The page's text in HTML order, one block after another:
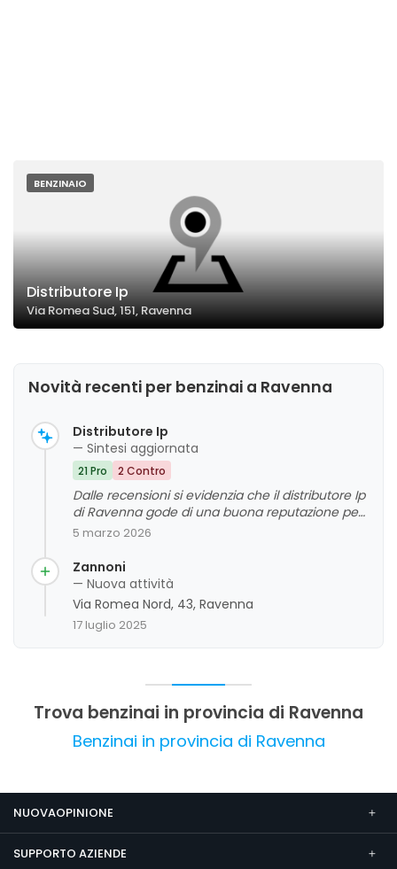
BENZINAIO
Distributore Ip
Via Romea Sud, 151, Ravenna
Novità recenti per benzinai a Ravenna
Distributore Ip
— Sintesi aggiornata
21 Pro 2 Contro
Dalle recensioni si evidenzia che il distributore Ip
di Ravenna gode di una buona reputazione per
la cortesia del personale, la pulizia della stazione
anche i servizi aggiuntivi come il lavaggio auto e
il bar interno, considerandoli punti di forza.
Alcuni commenti segnalano occasionali
problemi di apertura e la gestione in passato,
ma recenti miglioramenti hanno contribuito a
5 marzo 2026
Zannoni
— Nuova attività
Via Romea Nord, 43, Ravenna
17 luglio 2025
Trova benzinai in provincia di Ravenna
Benzinai in provincia di Ravenna
NUOVAOPINIONE
SUPPORTO AZIENDE